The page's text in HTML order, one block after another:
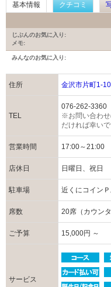
基本情報 クチコミ
じぶんのお気に入り:
メモ:
みんなのお気に入り:
住所 金沢市片町1-
TEL
076-262-3360
※お問い合わせ
だければ幸いで
営業時間 17:00～21:00
店休日 日曜日、祝日
駐車場 近くにコインＰ
席数 20席（カウンタ
ご予算 15,000円 ～
サービス